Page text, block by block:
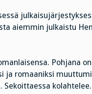
aiemmin julkaistu
Pohjana
ja romaaniksi
Sekoittaessa kolahtelee.